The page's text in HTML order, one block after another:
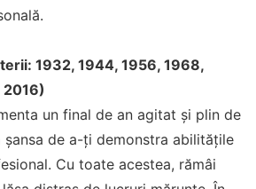
1932, 1944, 1956, 1968,
un final de an agitat și plin de
șansa de a-ți demonstra abilitățile
Cu toate acestea, rămâi